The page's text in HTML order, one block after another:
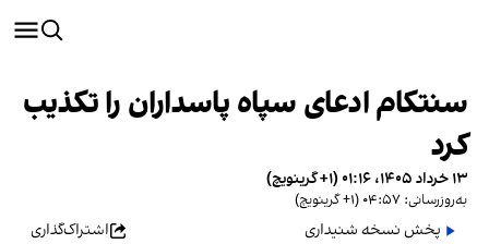
سنتکام ادعای سپاه پاسداران را تکذیب
کرد
۱۳ خرداد ۱۴۰۵، ۰۱:۱۶ (‎+۱ گرینویچ)
به‌روزرسانی: ۰۴:۵۷ (‎+۱ گرینویچ)
پخش نسخه شنیداری اشتراک‌گذاری